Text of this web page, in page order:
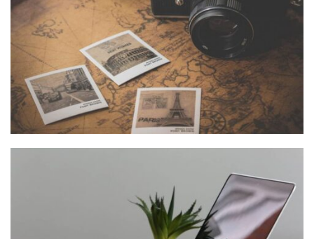
INIMICUS USU
Courses,Language